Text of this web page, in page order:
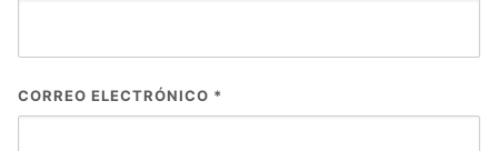
CORREO ELECTRÓNICO *